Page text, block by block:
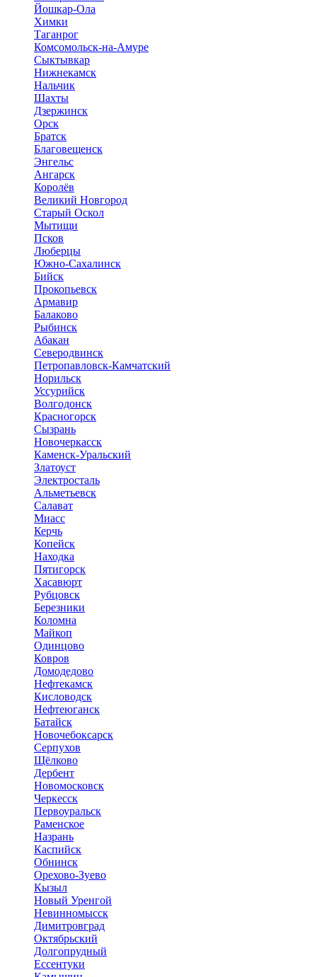
Йошкар-Ола
Химки
Таганрог
Комсомольск-на-Амуре
Сыктывкар
Нижнекамск
Нальчик
Шахты
Дзержинск
Орск
Братск
Благовещенск
Энгельс
Ангарск
Королёв
Великий Новгород
Старый Оскол
Мытищи
Псков
Люберцы
Южно-Сахалинск
Бийск
Прокопьевск
Армавир
Балаково
Рыбинск
Абакан
Северодвинск
Петропавловск-Камчатский
Норильск
Уссурийск
Волгодонск
Красногорск
Сызрань
Новочеркасск
Каменск-Уральский
Златоуст
Электросталь
Альметьевск
Салават
Миасс
Керчь
Копейск
Находка
Пятигорск
Хасавюрт
Рубцовск
Березники
Коломна
Майкоп
Одинцово
Ковров
Домодедово
Нефтекамск
Кисловодск
Нефтеюганск
Батайск
Новочебоксарск
Серпухов
Щёлково
Дербент
Новомосковск
Черкесск
Первоуральск
Раменское
Назрань
Каспийск
Обнинск
Орехово-Зуево
Кызыл
Новый Уренгой
Невинномысск
Димитровград
Октябрьский
Долгопрудный
Ессентуки